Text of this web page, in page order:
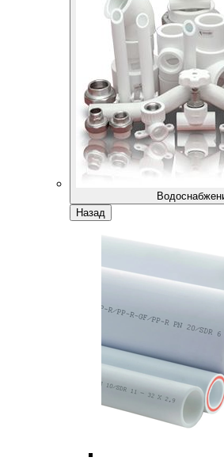
Назад